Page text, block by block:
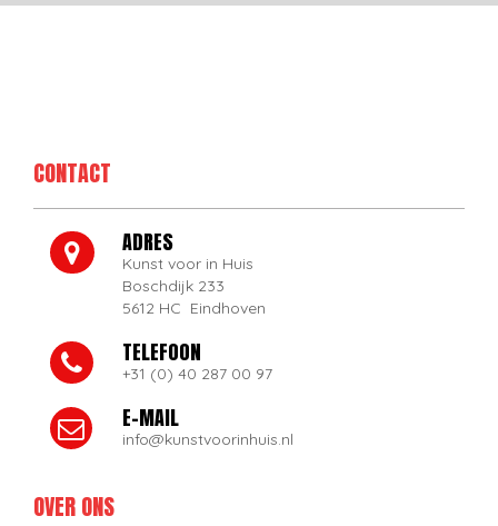
CONTACT
ADRES
Kunst voor in Huis
Boschdijk 233
5612 HC Eindhoven
TELEFOON
+31 (0) 40 287 00 97
E-MAIL
info@kunstvoorinhuis.nl
OVER ONS